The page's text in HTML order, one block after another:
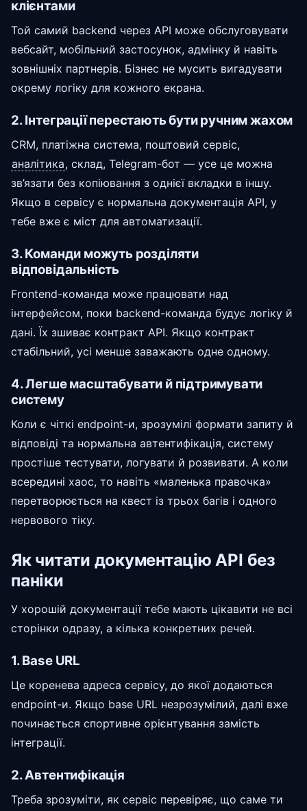
клієнтами
Той самий backend через API може обслуговувати
вебсайт, мобільний застосунок, адмінку й навіть
зовнішніх партнерів. Бізнес не мусить вигадувати
окрему логіку для кожного екрана.
2. Інтеграції перестають бути ручним жахом
CRM, платіжна система, поштовий сервіс,
аналітика, склад, Telegram-бот — усе це можна
зв’язати без копіювання з однієї вкладки в іншу.
Якщо в сервісу є нормальна документація API, у
тебе вже є міст для автоматизації.
3. Команди можуть розділяти
відповідальність
Frontend-команда може працювати над
інтерфейсом, поки backend-команда будує логіку й
дані. Їх зшиває контракт API. Якщо контракт
стабільний, усі менше заважають одне одному.
4. Легше масштабувати й підтримувати
систему
Коли є чіткі endpoint-и, зрозумілі формати запиту й
відповіді та нормальна автентифікація, систему
простіше тестувати, логувати й розвивати. А коли
всередині хаос, то навіть «маленька правочка»
перетворюється на квест із трьох багів і одного
нервового тіку.
Як читати документацію API без
паніки
У хорошій документації тебе мають цікавити не всі
сторінки одразу, а кілька конкретних речей.
1. Base URL
Це коренева адреса сервісу, до якої додаються
endpoint-и. Якщо base URL незрозумілий, далі вже
починається спортивне орієнтування замість
інтеграції.
2. Автентифікація
Треба зрозуміти, як сервіс перевіряє, що саме ти